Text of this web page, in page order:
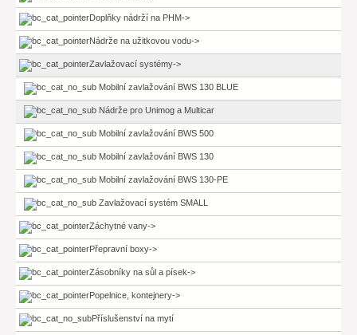
Doplňky nádrží na PHM->
Nádrže na užitkovou vodu->
Zavlažovací systémy->
Mobilní zavlažování BWS 130 BLUE
Nádrže pro Unimog a Multicar
Mobilní zavlažování BWS 500
Mobilní zavlažování BWS 130
Mobilní zavlažování BWS 130-PE
Zavlažovací systém SMALL
Záchytné vany->
Přepravní boxy->
Zásobníky na sůl a písek->
Popelnice, kontejnery->
Příslušenství na mytí